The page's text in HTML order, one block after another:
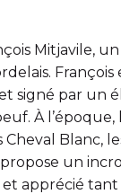
Mitjavile,
signé par un
À
Cheval Blanc,
un
et apprécié tant